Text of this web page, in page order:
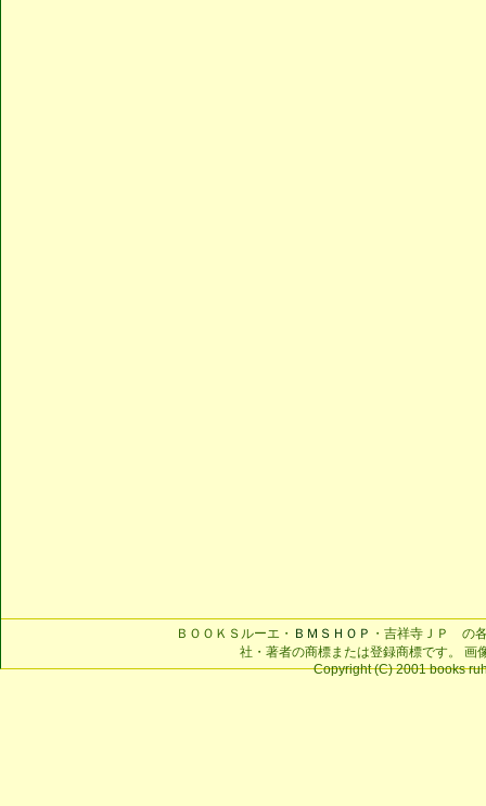
ＢＯＯＫＳルーエ・ ＢＭＳＨＯＰ ・吉祥寺ＪＰ の
社・著者の商標または登録商標です。 画
Copyright (C) 2001 books